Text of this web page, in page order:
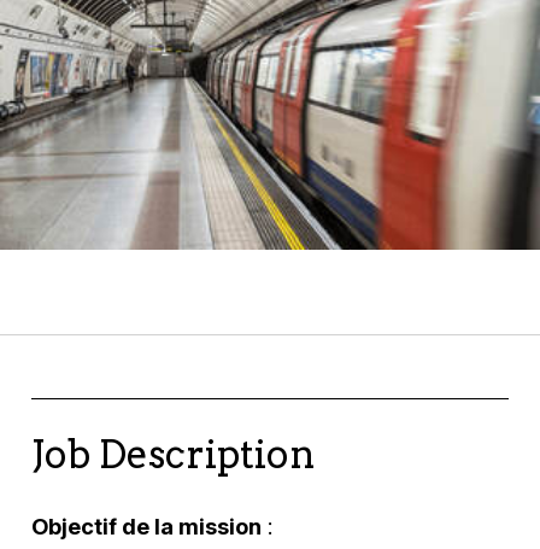
Job Description
Objectif de la mission :